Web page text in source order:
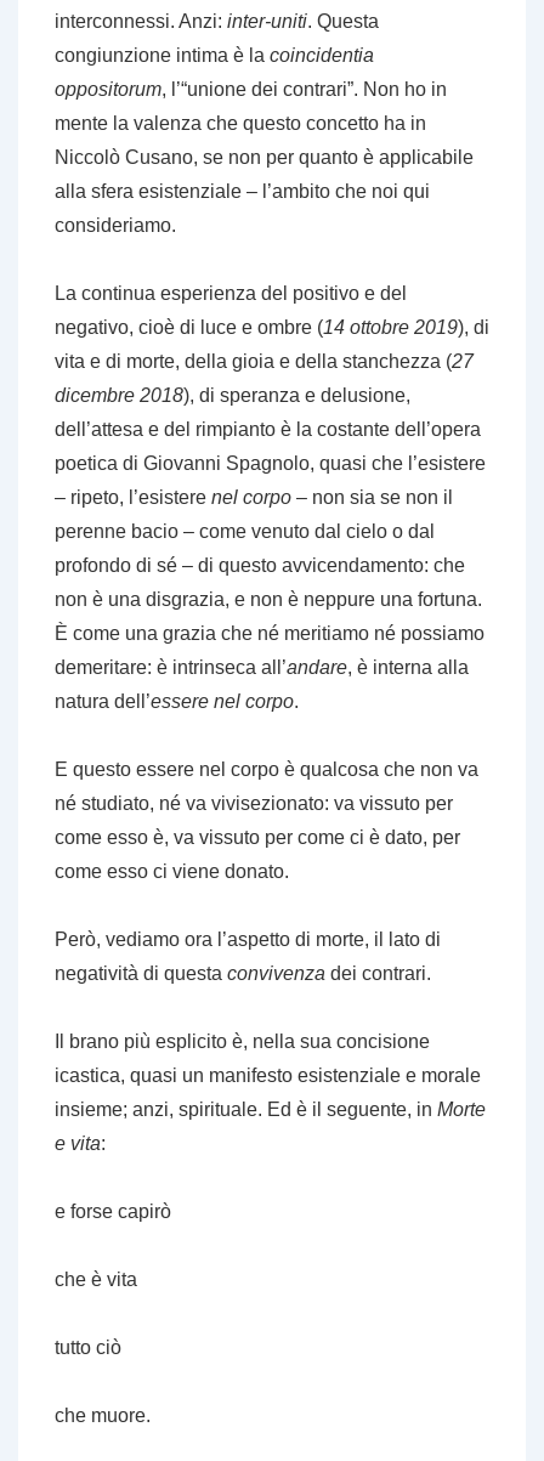
interconnessi. Anzi: inter-uniti. Questa
congiunzione intima è la coincidentia
oppositorum, l’“unione dei contrari”. Non ho in
mente la valenza che questo concetto ha in
Niccolò Cusano, se non per quanto è applicabile
alla sfera esistenziale – l’ambito che noi qui
consideriamo.
La continua esperienza del positivo e del
negativo, cioè di luce e ombre (14 ottobre 2019), di
vita e di morte, della gioia e della stanchezza (27
dicembre 2018), di speranza e delusione,
dell’attesa e del rimpianto è la costante dell’opera
poetica di Giovanni Spagnolo, quasi che l’esistere
– ripeto, l’esistere nel corpo – non sia se non il
perenne bacio – come venuto dal cielo o dal
profondo di sé – di questo avvicendamento: che
non è una disgrazia, e non è neppure una fortuna.
È come una grazia che né meritiamo né possiamo
demeritare: è intrinseca all’andare, è interna alla
natura dell’essere nel corpo.
E questo essere nel corpo è qualcosa che non va
né studiato, né va vivisezionato: va vissuto per
come esso è, va vissuto per come ci è dato, per
come esso ci viene donato.
Però, vediamo ora l’aspetto di morte, il lato di
negatività di questa convivenza dei contrari.
Il brano più esplicito è, nella sua concisione
icastica, quasi un manifesto esistenziale e morale
insieme; anzi, spirituale. Ed è il seguente, in Morte
e vita:
e forse capirò
che è vita
tutto ciò
che muore.